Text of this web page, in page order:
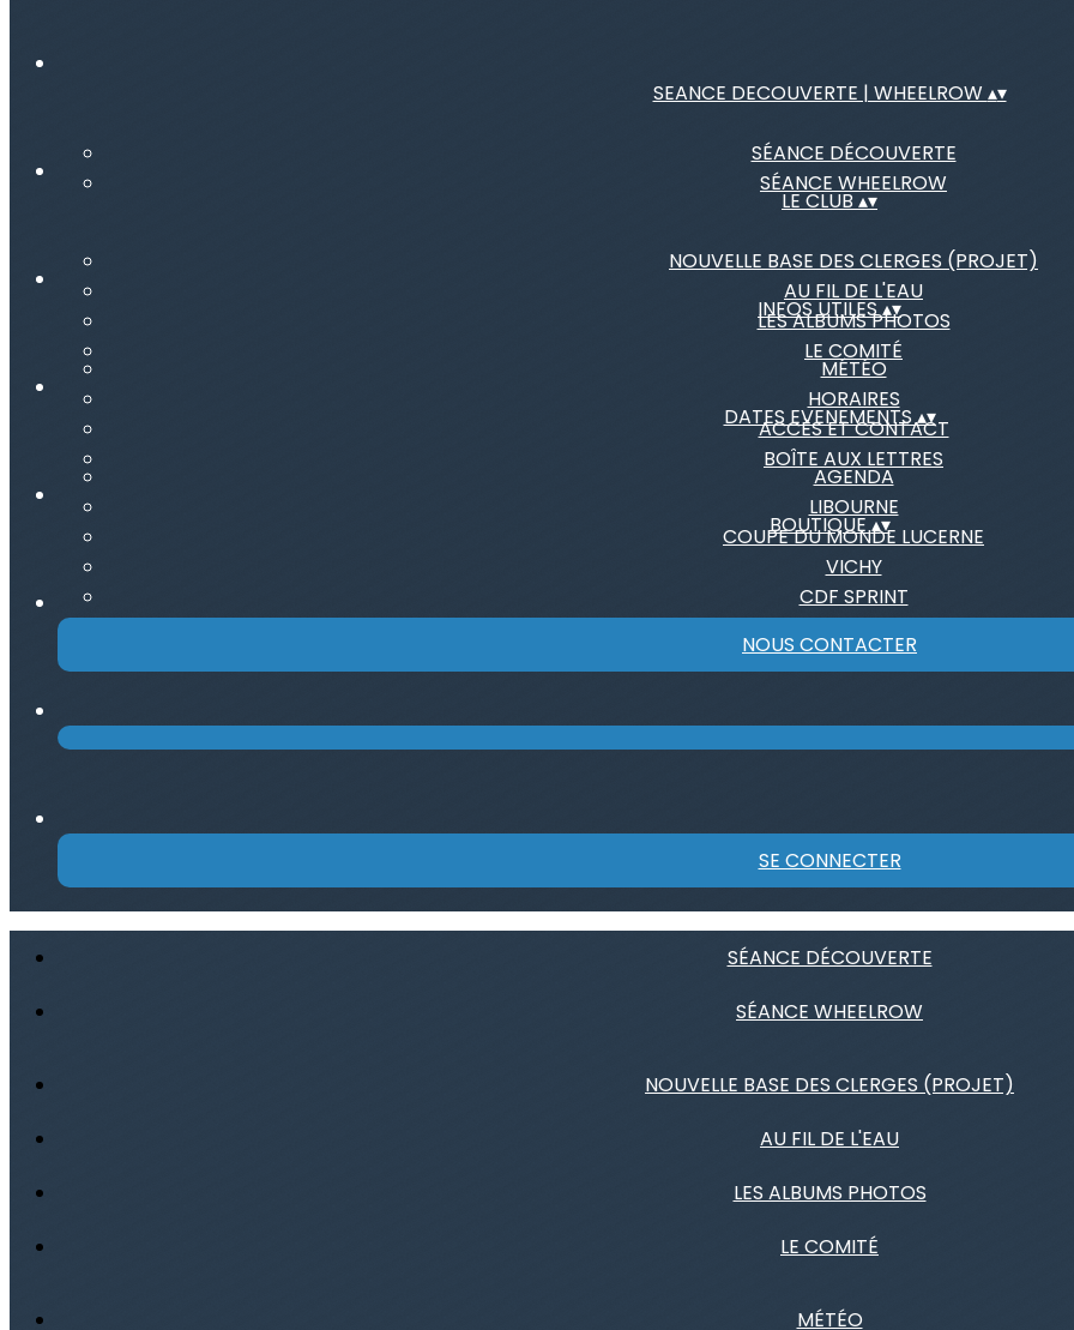
SEANCE DECOUVERTE | WHEELROW ▴▾
SÉANCE DÉCOUVERTE
SÉANCE WHEELROW
LE CLUB▴▾
NOUVELLE BASE DES CLERGES (PROJET)
AU FIL DE L'EAU
LES ALBUMS PHOTOS
LE COMITÉ
INFOS UTILES▴▾
MÉTÉO
HORAIRES
ACCÈS ET CONTACT
BOÎTE AUX LETTRES
DATES EVENEMENTS▴▾
AGENDA
LIBOURNE
COUPE DU MONDE LUCERNE
VICHY
CDF SPRINT
BOUTIQUE▴▾
NOUS CONTACTER
SE CONNECTER
SÉANCE DÉCOUVERTE
SÉANCE WHEELROW
NOUVELLE BASE DES CLERGES (PROJET)
AU FIL DE L'EAU
LES ALBUMS PHOTOS
LE COMITÉ
MÉTÉO